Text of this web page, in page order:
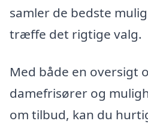
samler de bedste
træffe det rigtige valg.
Med både en oversigt
damefrisører og
om tilbud, kan du